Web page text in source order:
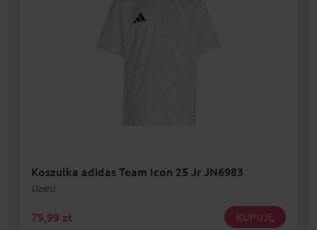
Koszulka adidas Team Icon 25 Jr JN6983
Dzieci
79,99 zł KUPUJĘ